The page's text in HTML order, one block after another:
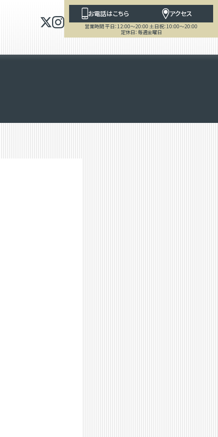
お電話はこちら アクセス
営業時間 平日：12:00～20:00 土日祝：10:00～20:00
定休日：毎週金曜日